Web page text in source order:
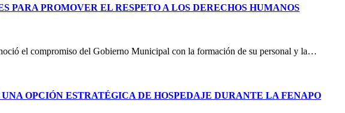
PARA PROMOVER EL RESPETO A LOS DERECHOS HUMANOS
el compromiso del Gobierno Municipal con la formación de su personal y la…
OPCIÓN ESTRATÉGICA DE HOSPEDAJE DURANTE LA FENAPO